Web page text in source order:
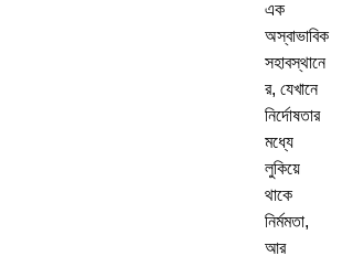
এক
অস্বাভাবিক
সহাবস্থানে
র, যেখানে
নির্দোষতার
মধ্যে
লুকিয়ে
থাকে
নির্মমতা,
আর